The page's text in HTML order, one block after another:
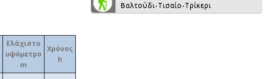
Ελάχιστο
υψόμετρο
m
Χρόνος
h
Βαλτούδι-Τισαίο-Τρίκερι